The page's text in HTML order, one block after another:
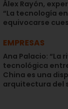
Álex Rayón,
“La tecnología
equivocarse
EMPRESAS
Ana Palacio: “La
tecnológica
China es una
arquitectura del